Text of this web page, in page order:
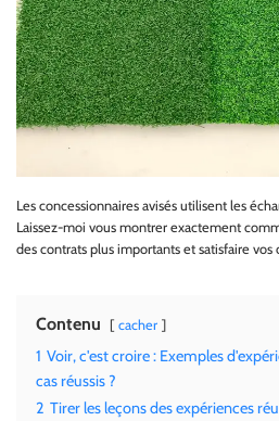
Les concessionnaires avisés utilisent les
Laissez-moi vous montrer exactement
des contrats plus importants et satisfaire vos
Contenu cacher
1 Voir, c'est croire : Exemples
cas réussis ?
2 Tirer les leçons des expériences